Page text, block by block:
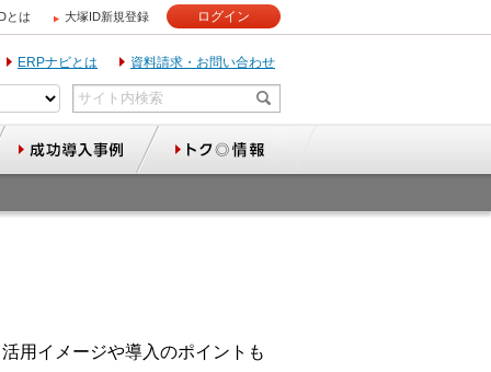
とは 大塚ID新規登録 ログイン
ERPナビとは 資料請求・お問い合わせ
用イメージや導入のポイントも